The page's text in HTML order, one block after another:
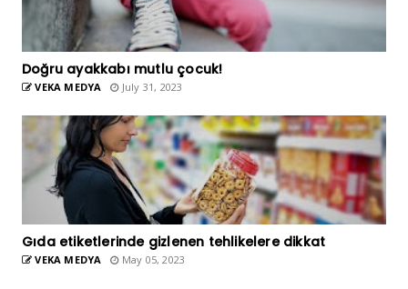
Doğru ayakkabı mutlu çocuk!
VEKA MEDYA July 31, 2023
Gıda etiketlerinde gizlenen tehlikelere dikkat
VEKA MEDYA May 05, 2023